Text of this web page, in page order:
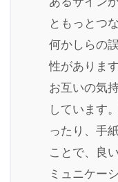
ともっとつ
何かしらの
性がありま
お互いの気
しています
ったり、手
ことで、良
ミュニケー